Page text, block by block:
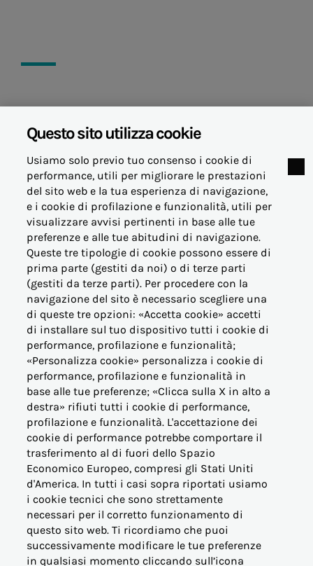
© Acea Energia Spa
via dell'Arte 73/77 - 00144 Roma
- p.iva 07305361003
OFFERTE PER LA CASA
OFFERTE BUSINESS (PMI)
OFFERTE PERTINENZE
ALTRE ESIGENZE
PER I NOSTRI CLIENTI
VICINO AL CONSUMATORE
Questo sito utilizza cookie
Usiamo solo previo tuo consenso i cookie di
performance, utili per migliorare le prestazioni
del sito web e la tua esperienza di navigazione,
e i cookie di profilazione e funzionalità, utili per
visualizzare avvisi pertinenti in base alle tue
preferenze e alle tue abitudini di navigazione.
Queste tre tipologie di cookie possono essere di
prima parte (gestiti da noi) o di terze parti
(gestiti da terze parti). Per procedere con la
navigazione del sito è necessario scegliere una
di queste tre opzioni: «Accetta cookie» accetti
di installare sul tuo dispositivo tutti i cookie di
performance, profilazione e funzionalità;
«Personalizza cookie» personalizza i cookie di
performance, profilazione e funzionalità in
base alle tue preferenze; «Clicca sulla X in alto a
destra» rifiuti tutti i cookie di performance,
profilazione e funzionalità. L'accettazione dei
cookie di performance potrebbe comportare il
trasferimento al di fuori dello Spazio
Economico Europeo, compresi gli Stati Uniti
d'America. In tutti i casi sopra riportati usiamo
i cookie tecnici che sono strettamente
necessari per il corretto funzionamento di
questo sito web. Ti ricordiamo che puoi
successivamente modificare le tue preferenze
in qualsiasi momento cliccando sull’icona